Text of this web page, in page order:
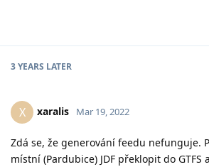
3 YEARS LATER
X xaralis Mar 19, 2022
Zdá se, že generování feedu nefunguje.
místní (Pardubice) JDF překlopit do GTFS